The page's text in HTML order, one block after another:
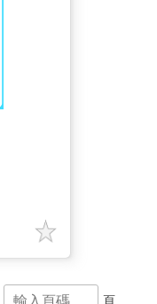
頁